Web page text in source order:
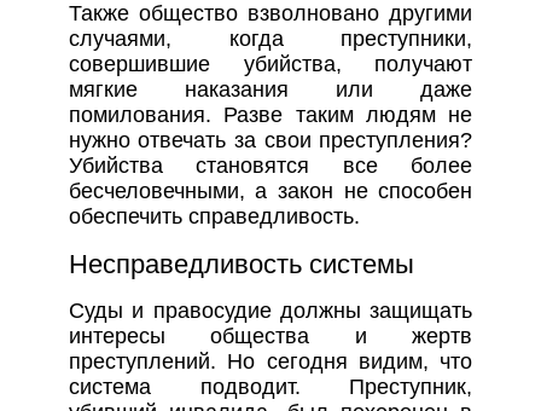
Также общество взволновано другими
случаями, когда преступники,
совершившие убийства, получают
мягкие наказания или даже
помилования. Разве таким людям не
нужно отвечать за свои преступления?
Убийства становятся все более
бесчеловечными, а закон не способен
обеспечить справедливость.
Несправедливость системы
Суды и правосудие должны защищать
интересы общества и жертв
преступлений. Но сегодня видим, что
система подводит. Преступник,